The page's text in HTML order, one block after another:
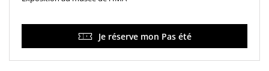
Je réserve mon Pas été